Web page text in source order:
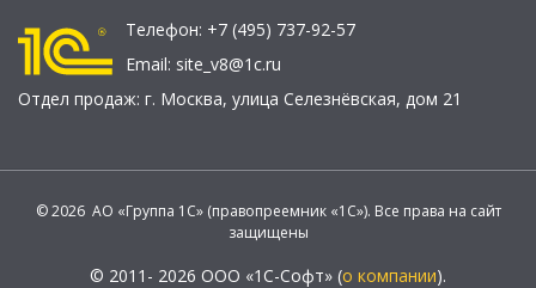
Телефон: +7 (495) 737-92-57
Email: site_v8@1c.ru
Отдел продаж: г. Москва, улица Селезнёвская, дом 21
© 2026 АО «Группа 1С» (правопреемник «1С»). Все права на сайт
защищены
© 2011- 2026 ООО «1С-Софт» (о компании).